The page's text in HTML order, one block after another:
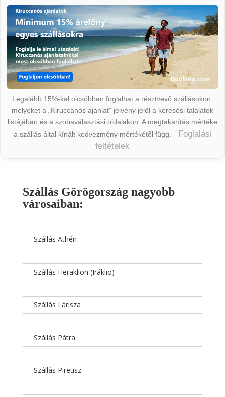
Legalább 15%-kal olcsóbban foglalhat a résztvevő szállásokon,
melyeket a „Kiruccanós ajánlat” jelvény jelöl a keresési találatok
listájában és a szobaválasztási oldalakon. A megtakarítás mértéke
a szállás által kínált kedvezmény mértékétől függ.
Foglalási
feltételek
Szállás Görögország nagyobb
városaiban:
Szállás Athén
Szállás Heraklion (Iráklio)
Szállás Lárisza
Szállás Pátra
Szállás Pireusz